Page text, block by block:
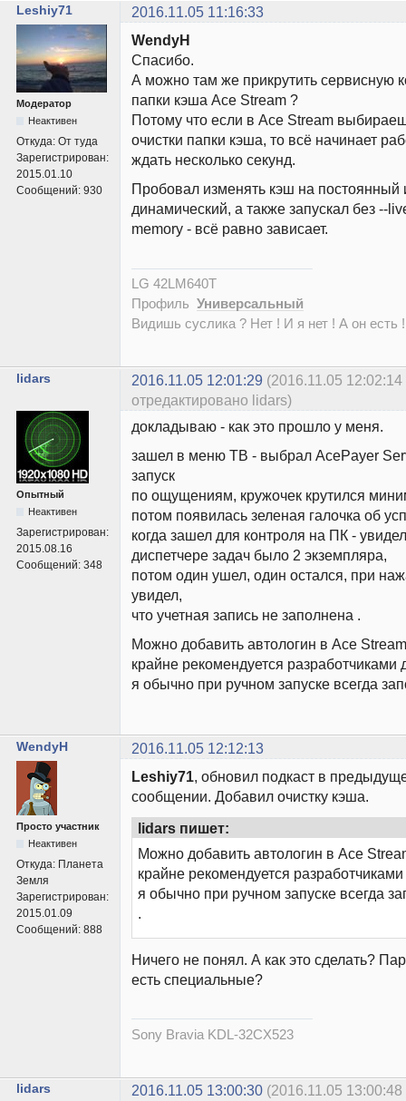
Leshiy71 2016.11.05 11:16:33
Модератор
Неактивен
Откуда: От туда
Зарегистрирован:
2015.01.10
Сообщений: 930
WendyH
Спасибо.
А можно там же прикрутить сервисную
папки кэша Ace Stream ?
Потому что если в Ace Stream
очистки папки кэша, то всё начинает
ждать несколько секунд.
Пробовал изменять кэш на постоянный
динамический, а также запускал без --
memory - всё равно зависает.
LG 42LM640T
Профиль Универсальный
Видишь суслика ? Нет ! И я нет ! А он есть
lidars 2016.11.05 12:01:29 (2016.11.05 12:02:14
отредактировано lidars)
Опытный
Неактивен
Зарегистрирован:
2015.08.16
Сообщений: 348
докладываю - как это прошло у меня.
зашел в меню ТВ - выбрал AcePayer
запуск
по ощущениям, кружочек крутился
потом появилась зеленая галочка об
когда зашел для контроля на ПК -
диспетчере задач было 2 экземпляра,
потом один ушел, один остался, при
увидел,
что учетная запись не заполнена .
Можно добавить автологин в Ace
крайне рекомендуется разработчиками
я обычно при ручном запуске всегда
WendyH 2016.11.05 12:12:13
Просто участник
Неактивен
Откуда: Планета
Земля
Зарегистрирован:
2015.01.09
Сообщений: 888
Leshiy71, обновил подкаст в
сообщении. Добавил очистку кэша.
lidars пишет:
Можно добавить автологин в Ace
крайне рекомендуется
я обычно при ручном запуске всегда
.
Ничего не понял. А как это сделать?
есть специальные?
Sony Bravia KDL-32CX523
lidars 2016.11.05 13:00:30 (2016.11.05 13:00:48